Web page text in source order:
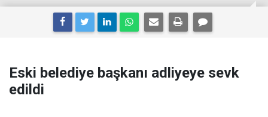
Eski belediye başkanı adliyeye sevk
edildi